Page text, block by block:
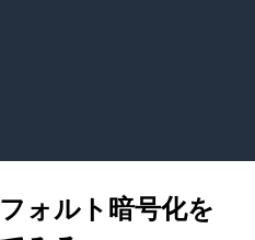
ォルト暗号化を